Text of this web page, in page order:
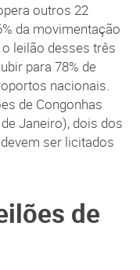
outros 22
da movimentação
leilão desses três
para 78% de
nacionais.
de Congonhas
Janeiro), dois dos
ser licitados
de